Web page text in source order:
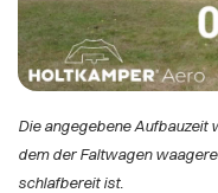
Die angegebene Aufbauzeit
dem der Faltwagen
schlafbereit ist.